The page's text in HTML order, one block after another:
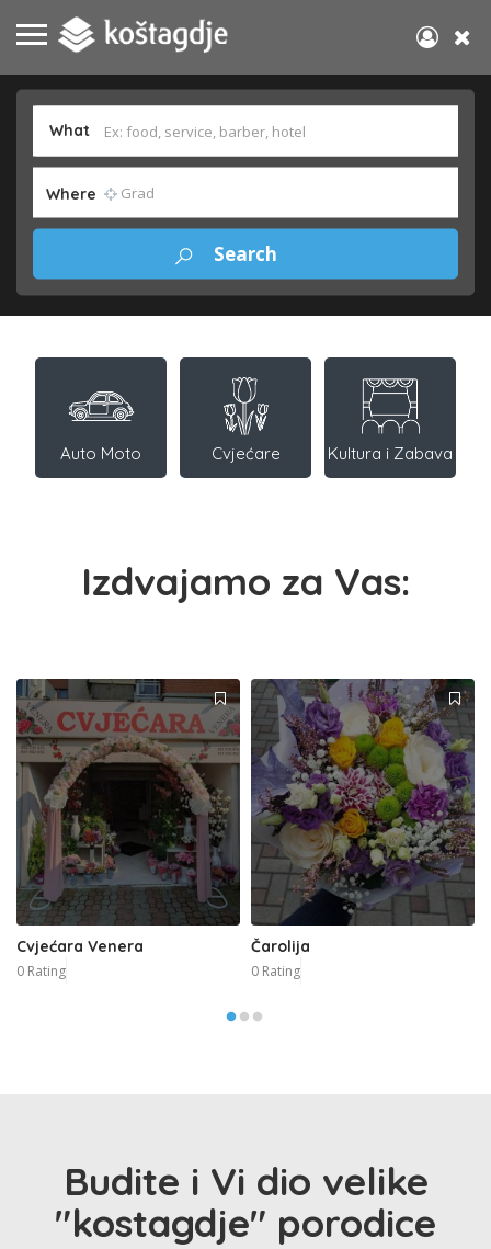
What
Where
Auto Moto Cvjećare Kultura i Zabava
Izdvajamo za Vas:
Cvjećara Venera
0 Rating
Čarolija
0 Rating
Budite i Vi dio velike
"kostagdje" porodice